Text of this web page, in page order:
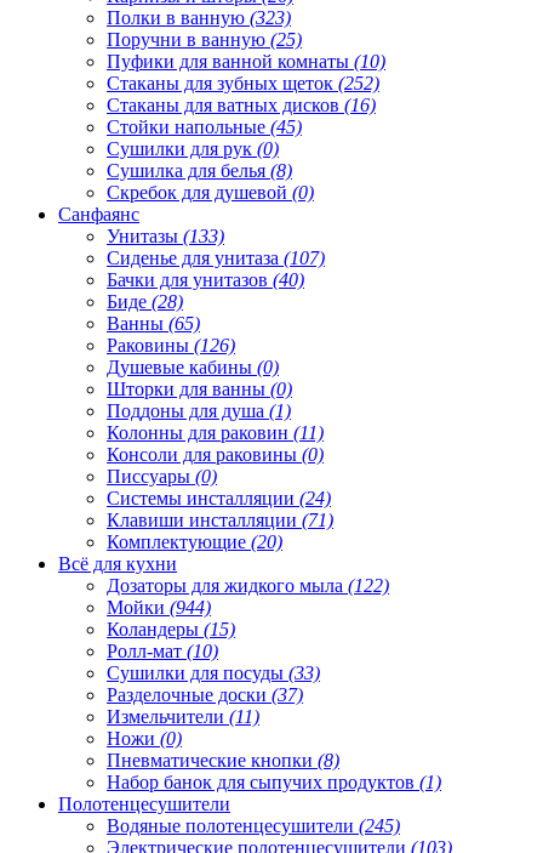
Полки в ванную (323)
Поручни в ванную (25)
Пуфики для ванной комнаты (10)
Стаканы для зубных щеток (252)
Стаканы для ватных дисков (16)
Стойки напольные (45)
Сушилки для рук (0)
Сушилка для белья (8)
Скребок для душевой (0)
Санфаянс
Унитазы (133)
Сиденье для унитаза (107)
Бачки для унитазов (40)
Биде (28)
Ванны (65)
Раковины (126)
Душевые кабины (0)
Шторки для ванны (0)
Поддоны для душа (1)
Колонны для раковин (11)
Консоли для раковины (0)
Писсуары (0)
Системы инсталляции (24)
Клавиши инсталляции (71)
Комплектующие (20)
Всё для кухни
Дозаторы для жидкого мыла (122)
Мойки (944)
Коландеры (15)
Ролл-мат (10)
Сушилки для посуды (33)
Разделочные доски (37)
Измельчители (11)
Ножи (0)
Пневматические кнопки (8)
Набор банок для сыпучих продуктов (1)
Полотенцесушители
Водяные полотенцесушители (245)
Электрические полотенцесушители (103)